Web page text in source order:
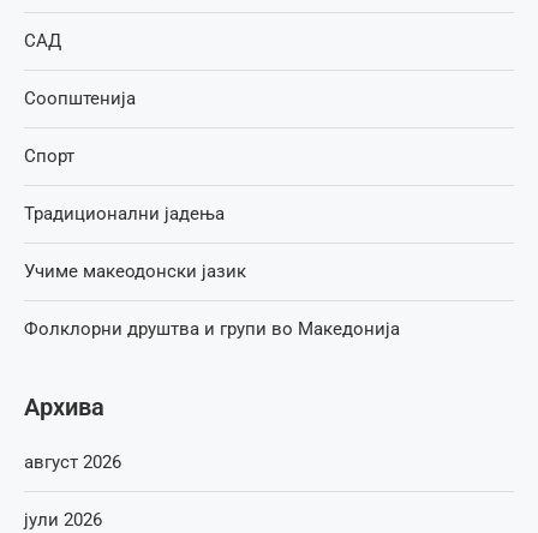
САД
Соопштенија
Спорт
Традиционални јадења
Учиме макеодонски јазик
Фолклорни друштва и групи во Македонија
Архива
август 2026
јули 2026